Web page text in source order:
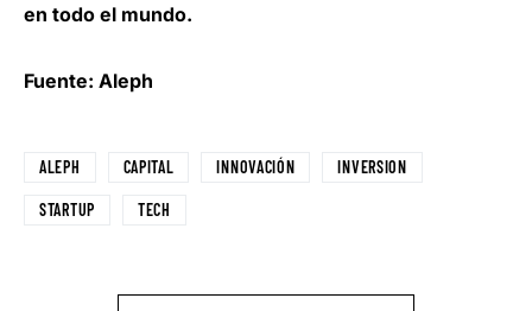
en todo el mundo.
Fuente: Aleph
ALEPH CAPITAL INNOVACIÓN INVERSION
STARTUP TECH